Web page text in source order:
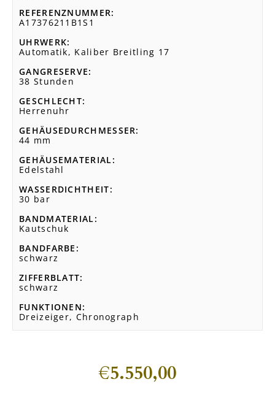
REFERENZNUMMER
A17376211B1S1
UHRWERK
Automatik, Kaliber Breitling 17
GANGRESERVE
38 Stunden
GESCHLECHT
Herrenuhr
GEHÄUSEDURCHMESSER
44 mm
GEHÄUSEMATERIAL
Edelstahl
WASSERDICHTHEIT
30 bar
BANDMATERIAL
Kautschuk
BANDFARBE
schwarz
ZIFFERBLATT
schwarz
FUNKTIONEN
Dreizeiger, Chronograph
€5.550,00